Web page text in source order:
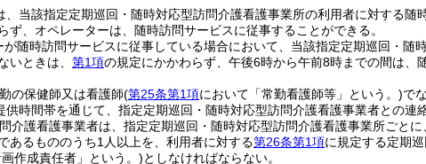
当該指定定期巡回・随時対応型訪問介護看護事業所の利用者に対する随
ず、オペレーターは、随時訪問サービスに従事することができる。
随時訪問サービスに従事している場合において、当該指定定期巡回・随
いときは、 第1項の規定にかかわらず、午後6時から午前8時までの間は、
の保健師又は看護師(第25条第1項において「常勤看護師等」という。)で
時間帯を通じて、指定定期巡回・随時対応型訪問介護看護事業者との連
介護看護事業者は、指定定期巡回・随時対応型訪問介護看護事業所ごと
あるもののうち1人以上を、利用者に対する第26条第1項に規定する定期
作成責任者」という。)としなければならない。